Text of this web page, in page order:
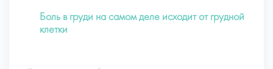
Боль в груди на самом деле исходит от грудной
клетки